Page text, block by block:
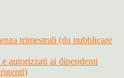
trimestrali (da pubblicare
autorizzati ai dipendenti